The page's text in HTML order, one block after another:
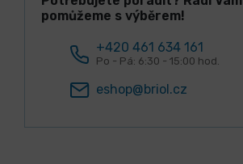
pomůžeme s výběrem!
+420 461 634 161
Po - Pá: 6:30 - 15:00 hod.
eshop@briol.cz